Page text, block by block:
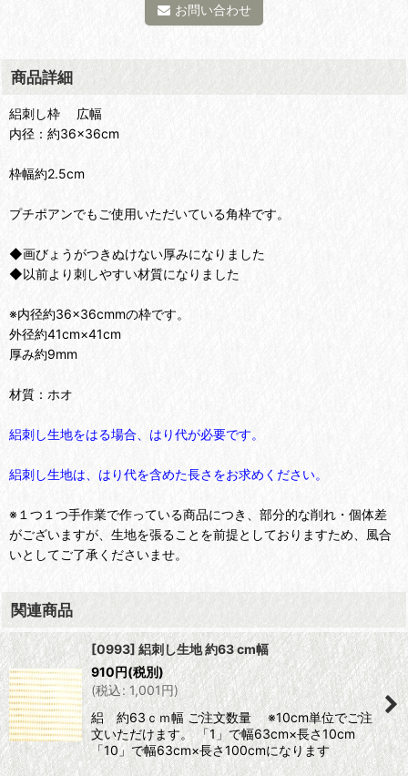
お問い合わせ
商品詳細
絽刺し枠 広幅
内径：約36×36cm
枠幅約2.5cm
プチポアンでもご使用いただいている角枠です。
◆画びょうがつきぬけない厚みになりました
◆以前より刺しやすい材質になりました
※内径約36×36cmmの枠です。
外径約41cm×41cm
厚み約9mm
材質：ホオ
絽刺し生地をはる場合、はり代が必要です。
絽刺し生地は、はり代を含めた長さをお求めください。
※１つ１つ手作業で作っている商品につき、部分的な削れ・個体差
がございますが、生地を張ることを前提としておりますため、風合
いとしてご了承くださいませ。
関連商品
[0993] 絽刺し生地 約63 cm幅
910円(税別)
(税込: 1,001円)
絽 約63ｃｍ幅 ご注文数量 ※10cm単位でご注
文いただけます。 「1」で幅63cm×長さ10cm
「10」で幅63cm×長さ100cmになります